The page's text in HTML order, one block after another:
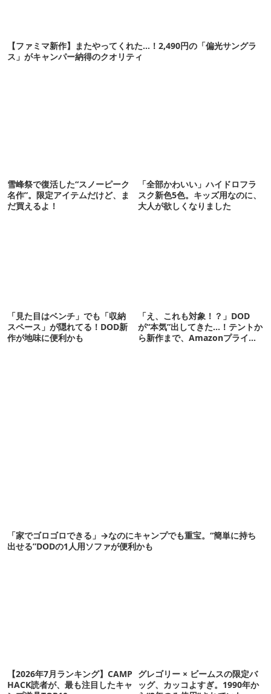
【ファミマ新作】またやってくれた…！2,490円の「偏光サングラ
ス」がキャンパー納得のクオリティ
雪峰祭で復活した“スノーピーク
名作”。限定アイテムだけど、ま
だ買えるよ！
「全部かわいい」ハイドロフラ
スク新色5色。キッズ用なのに、
大人が欲しくなりました
「見た目はベンチ」でも「収納
スペース」が隠れてる！DOD新
作が地味に便利かも
「え、これも対象！？」DOD
が“本気”出してきた…！テントか
ら新作まで、Amazonプライム
「家でゴロゴロできる」→なのにキャンプでも重宝。“簡単に持ち
出せる”DODの1人用ソファが便利かも
【2026年7月ランキング】CAMP
HACK読者が、最も注目したキャ
グレゴリー × ビームスの限定バ
ッグ、カッコよすぎ。1990年か